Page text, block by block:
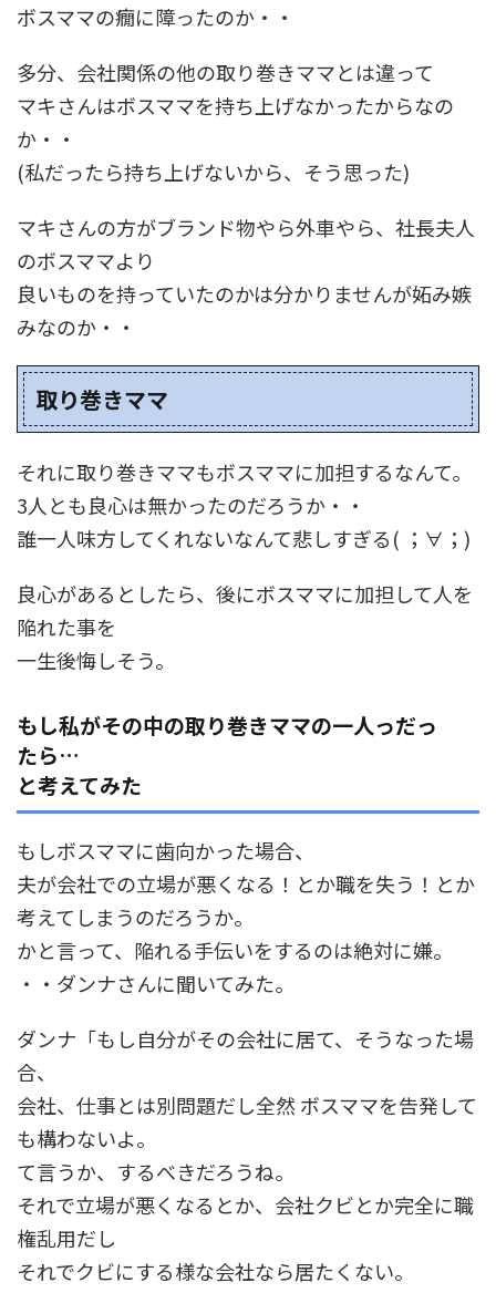
ボスママの癇に障ったのか・・
多分、会社関係の他の取り巻きママとは違って
マキさんはボスママを持ち上げなかったからなの
か・・
(私だったら持ち上げないから、そう思った)
マキさんの方がブランド物やら外車やら、社長夫人
のボスママより
良いものを持っていたのかは分かりませんが妬み嫉
みなのか・・
取り巻きママ
それに取り巻きママもボスママに加担するなんて。
3人とも良心は無かったのだろうか・・
誰一人味方してくれないなんて悲しすぎる( ；∀；)
良心があるとしたら、後にボスママに加担して人を
陥れた事を
一生後悔しそう。
もし私がその中の取り巻きママの一人っだっ
たら…
と考えてみた
もしボスママに歯向かった場合、
夫が会社での立場が悪くなる！とか職を失う！とか
考えてしまうのだろうか。
かと言って、陥れる手伝いをするのは絶対に嫌。
・・ダンナさんに聞いてみた。
ダンナ「もし自分がその会社に居て、そうなった場
合、
会社、仕事とは別問題だし全然 ボスママを告発して
も構わないよ。
て言うか、するべきだろうね。
それで立場が悪くなるとか、会社クビとか完全に職
権乱用だし
それでクビにする様な会社なら居たくない。